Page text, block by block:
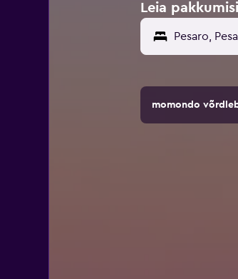
Leia
momondo